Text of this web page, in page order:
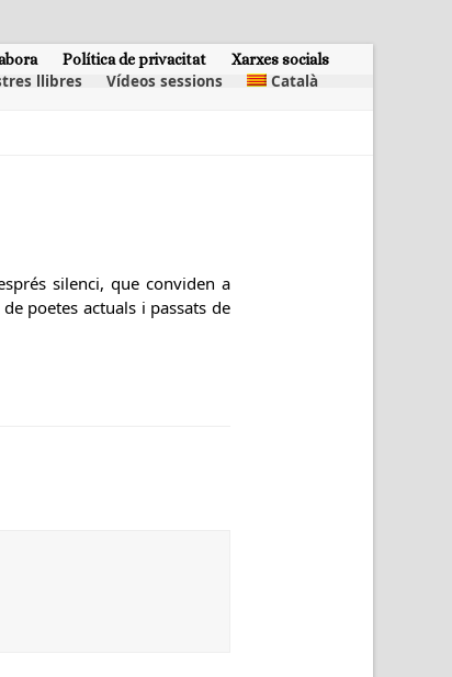
Política de privacitat Xarxes socials
llibres Vídeos sessions Català
silenci, que conviden a
poetes actuals i passats de